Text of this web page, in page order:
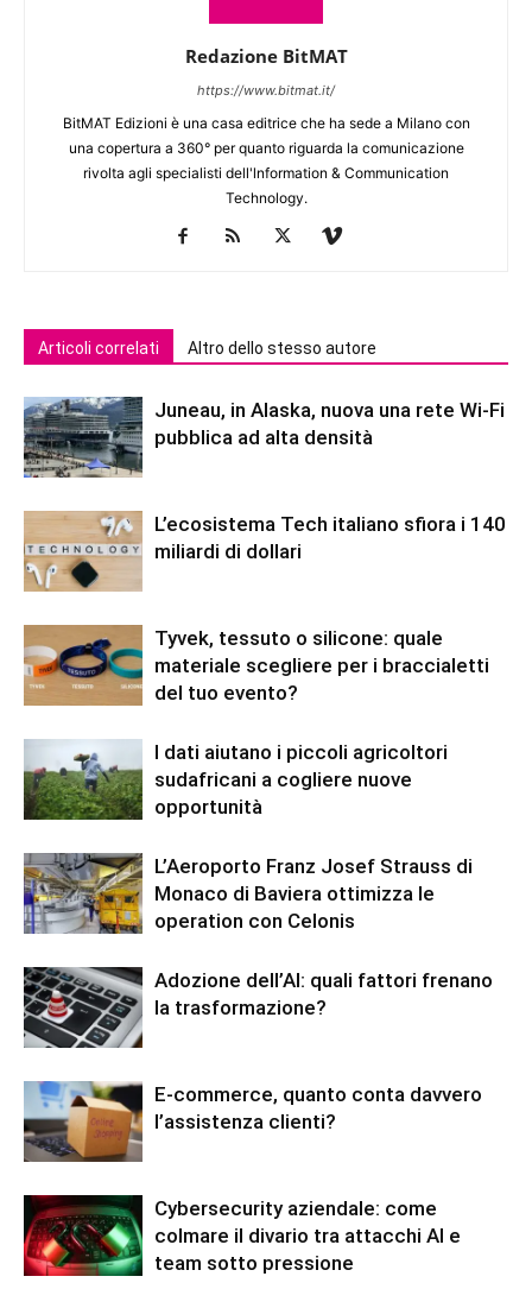
Redazione BitMAT
https://www.bitmat.it/
BitMAT Edizioni è una casa editrice che ha sede a Milano con
una copertura a 360° per quanto riguarda la comunicazione
rivolta agli specialisti dell'lnformation & Communication
Technology.
Articoli correlati Altro dello stesso autore
Juneau, in Alaska, nuova una rete Wi-Fi
pubblica ad alta densità
L’ecosistema Tech italiano sfiora i 140
miliardi di dollari
Tyvek, tessuto o silicone: quale
materiale scegliere per i braccialetti
del tuo evento?
I dati aiutano i piccoli agricoltori
sudafricani a cogliere nuove
opportunità
L’Aeroporto Franz Josef Strauss di
Monaco di Baviera ottimizza le
operation con Celonis
Adozione dell’AI: quali fattori frenano
la trasformazione?
E-commerce, quanto conta davvero
l’assistenza clienti?
Cybersecurity aziendale: come
colmare il divario tra attacchi AI e
team sotto pressione